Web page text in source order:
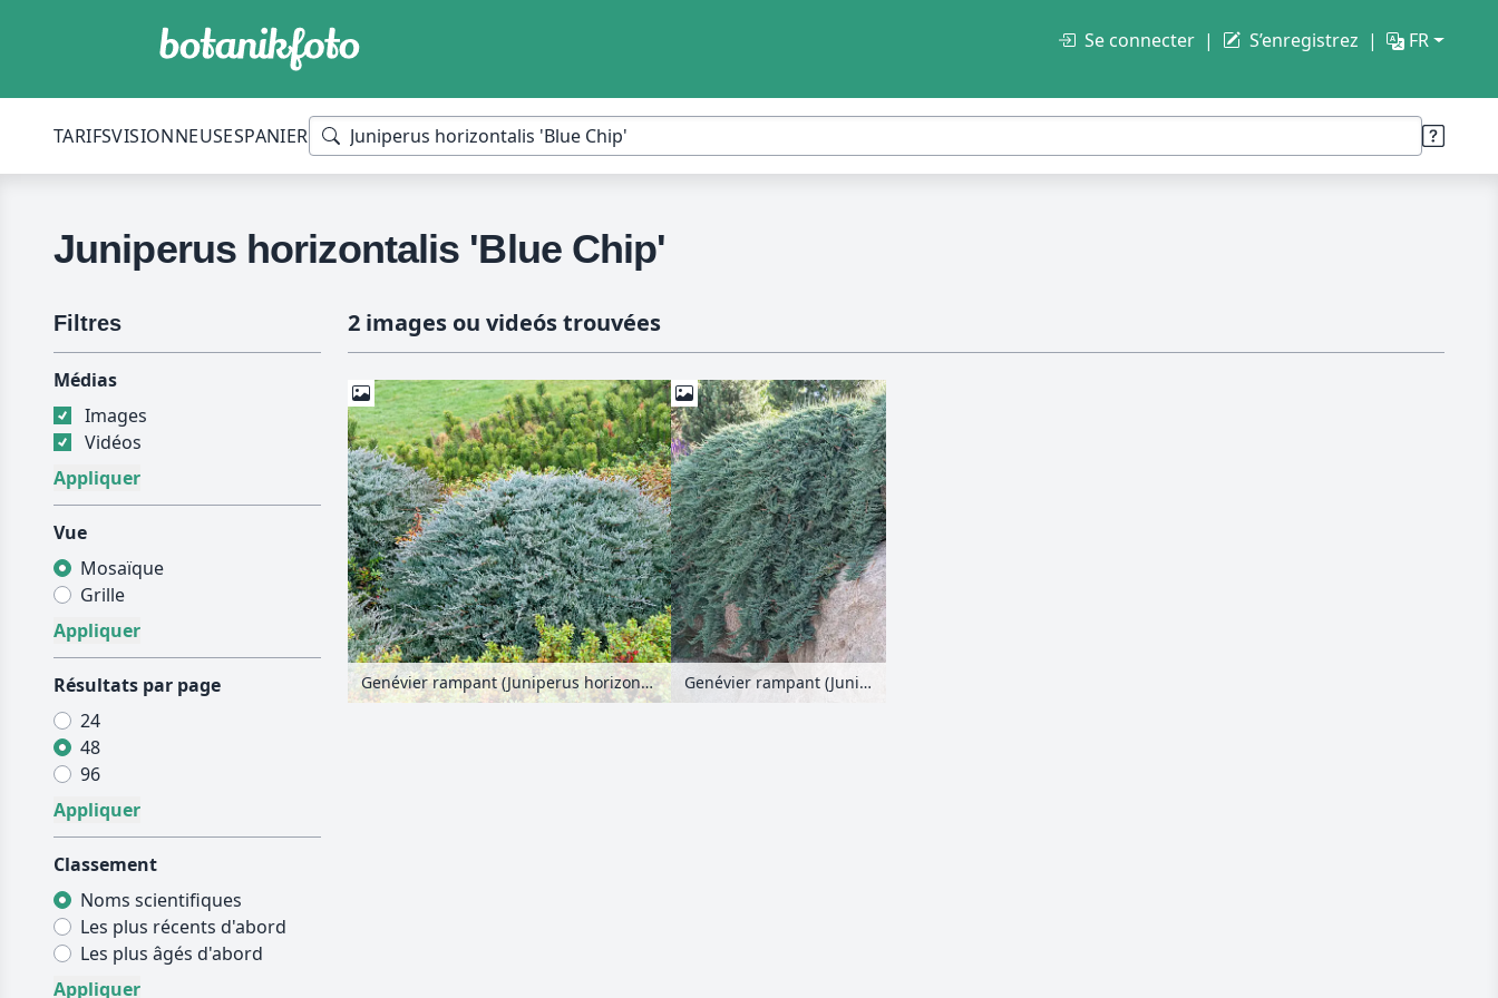
Se connecter S’enregistrez FR
TARIFSVISIONNEUSESPANIER
Juniperus horizontalis 'Blue Chip'
Filtres
Médias
Images
Vidéos
Vue
Mosaïque
Grille
Résultats par page
24
48
96
Classement
Noms scientifiques
Les plus récents d'abord
Les plus âgés d'abord
2 images ou videós trouvées
Genévier rampant (Juniperus horizontalis 'Blue Chip') Genévier rampant (Juniperus horizontalis 'Blue Chip')